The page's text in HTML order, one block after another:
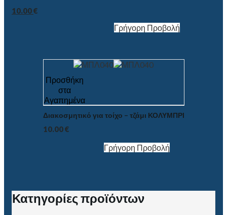
10.00€
Γρήγορη Προβολή
Προσθήκη
στα
Αγαπημένα
Διακοσμητικό για τοίχο – τζάμι ΚΟΛΥΜΠΡΙ
10.00€
Γρήγορη Προβολή
Κατηγορίες προϊόντων